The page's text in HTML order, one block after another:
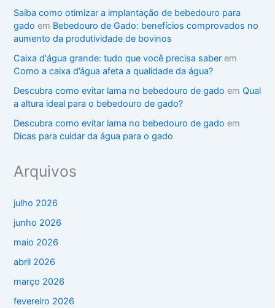
Saiba como otimizar a implantação de bebedouro para
gado em Bebedouro de Gado: benefícios comprovados no
aumento da produtividade de bovinos
Caixa d'água grande: tudo que você precisa saber em
Como a caixa d’água afeta a qualidade da água?
Descubra como evitar lama no bebedouro de gado em Qual
a altura ideal para o bebedouro de gado?
Descubra como evitar lama no bebedouro de gado em
Dicas para cuidar da água para o gado
Arquivos
julho 2026
junho 2026
maio 2026
abril 2026
março 2026
fevereiro 2026